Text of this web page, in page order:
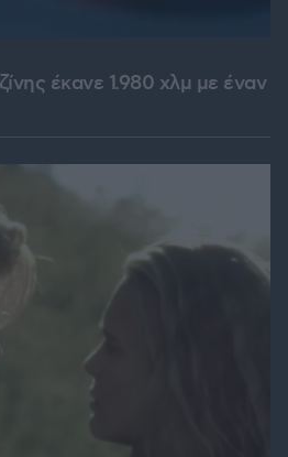
έκανε 1.980 χλμ με έναν